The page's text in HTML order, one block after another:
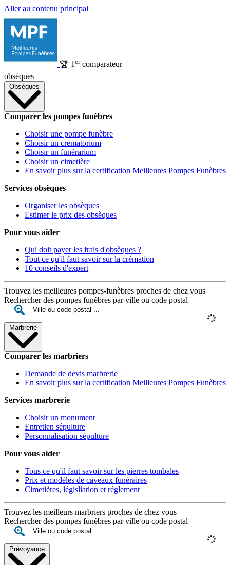
Aller au contenu principal
🏆 1 ercomparateur
obsèques
Obsèques
Comparer les pompes funèbres
Choisir une pompe funèbre
Choisir un crematorium
Choisir un funérarium
Choisir un cimetière
En savoir plus sur la certification Meilleures Pompes Funèbres
Services obsèques
Organiser les obsèques
Estimer le prix des obsèques
Pour vous aider
Qui doit payer les frais d'obsèques ?
Tout ce qu'il faut savoir sur la crémation
10 conseils d'expert
Trouvez les meilleures pompes-funèbres proches de chez vous
Rechercher des pompes funèbres par ville ou code postal
Marbrerie
Comparer les marbriers
Demande de devis marbrerie
En savoir plus sur la certification Meilleures Pompes Funèbres
Services marbrerie
Choisir un monument
Entretien sépulture
Personnalisation sépulture
Pour vous aider
Tous ce qu'il faut savoir sur les pierres tombales
Prix et modèles de caveaux funéraires
Cimetières, législiation et réglement
Trouvez les meilleurs marbriers proches de chez vous
Rechercher des pompes funèbres par ville ou code postal
Prévoyance